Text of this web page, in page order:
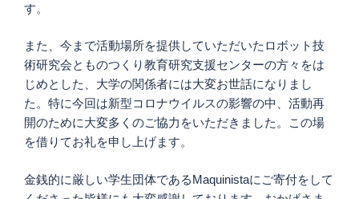
す。
また、今まで活動場所を提供していただいたロボット技
術研究会とものつくり教育研究支援センターの方々をは
じめとした、大学の関係者には大変お世話になりまし
た。特に今回は新型コロナウイルスの影響の中、活動再
開のために大変多くのご協力をいただきました。この場
を借りてお礼を申し上げます。
金銭的に厳しい学生団体であるMaquinistaにご寄付をして